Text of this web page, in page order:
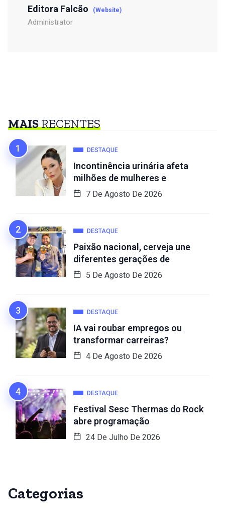
Editora Falcão (Website)
Administrator
MAISRECENTES
DESTAQUE
Incontinência urinária afeta
milhões de mulheres e
7 De Agosto De 2026
DESTAQUE
Paixão nacional, cerveja une
diferentes gerações de
5 De Agosto De 2026
DESTAQUE
IA vai roubar empregos ou
transformar carreiras?
4 De Agosto De 2026
DESTAQUE
Festival Sesc Thermas do Rock
abre programação
24 De Julho De 2026
Categorias